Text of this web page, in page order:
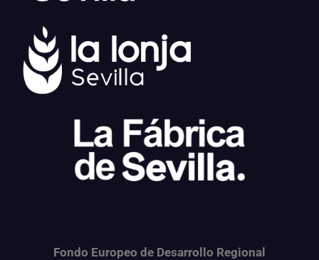
Fondo Europeo de Desarrollo Regional